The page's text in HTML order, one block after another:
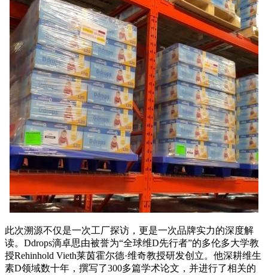
此次溯源不仅是一次工厂探访，更是一次品牌实力的深度解
读。Ddrops滴卓思由被誉为“全球维D先行者”的多伦多大学教
授Rehinhold Vieth莱茵霍尔德·维奇教授研发创立。他深耕维生
素D领域数十年，撰写了300多篇学术论文，并进行了相关的